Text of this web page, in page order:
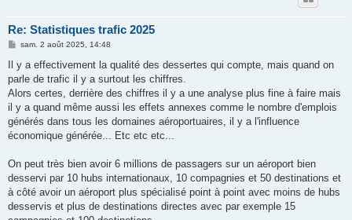
Re: Statistiques trafic 2025
M
s
s
a
g
sam. 2 août 2025, 14:48
Il y a effectivement la qualité des dessertes qui compte, mais quand on
parle de trafic il y a surtout les chiffres.
Alors certes, derrière des chiffres il y a une analyse plus fine à faire mais
il y a quand même aussi les effets annexes comme le nombre d'emplois
générés dans tous les domaines aéroportuaires, il y a l'influence
économique générée... Etc etc etc...
On peut très bien avoir 6 millions de passagers sur un aéroport bien
desservi par 10 hubs internationaux, 10 compagnies et 50 destinations et
à côté avoir un aéroport plus spécialisé point à point avec moins de hubs
desservis et plus de destinations directes avec par exemple 15